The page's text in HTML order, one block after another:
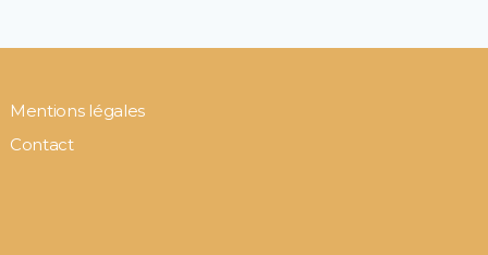
Mentions légales
Contact